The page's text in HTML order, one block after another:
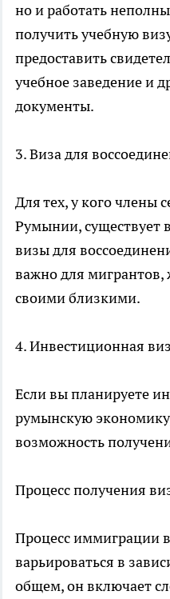
но и работать
получить учебную
предоставить
учебное заведение и
документы.
3. Виза для
Для тех, у кого члены
Румынии, существует
визы для
важно для
своими близкими.
4. Инвестиционная
Если вы планируете
румынскую
возможность
Процесс получения
Процесс иммиграции
варьироваться в
общем, он включает